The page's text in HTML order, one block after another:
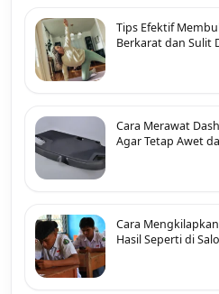
Tips Efektif
Berkarat dan Sulit
Cara Merawat
Agar Tetap Awet
Cara
Hasil Seperti di